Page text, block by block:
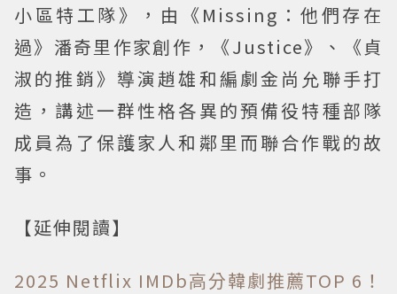
小區特工隊》，由《Missing：他們存在
過》潘奇里作家創作，《Justice》、《貞
淑的推銷》導演趙雄和編劇金尚允聯手打
造，講述一群性格各異的預備役特種部隊
成員為了保護家人和鄰里而聯合作戰的故
事。
【延伸閱讀】
2025 Netflix IMDb高分韓劇推薦TOP 6！